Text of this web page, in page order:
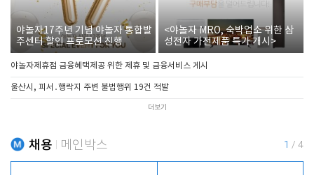
야놀자17주년 기념 야놀자 통합발
주센터 할인 프로모션 진행
<야놀자 MRO, 숙박업소 위한 삼
성전자 가전제품 특가 개시>
야놀자제휴점 금융혜택제공 위한 제휴 및 금융서비스 게시
울산시, 피서․행락지 주변 불법행위 19건 적발
더보기
채용 메인박스 1 / 4